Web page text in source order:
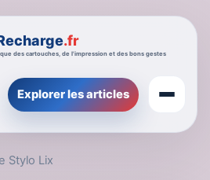
Explorer les articles
Stylo Lix